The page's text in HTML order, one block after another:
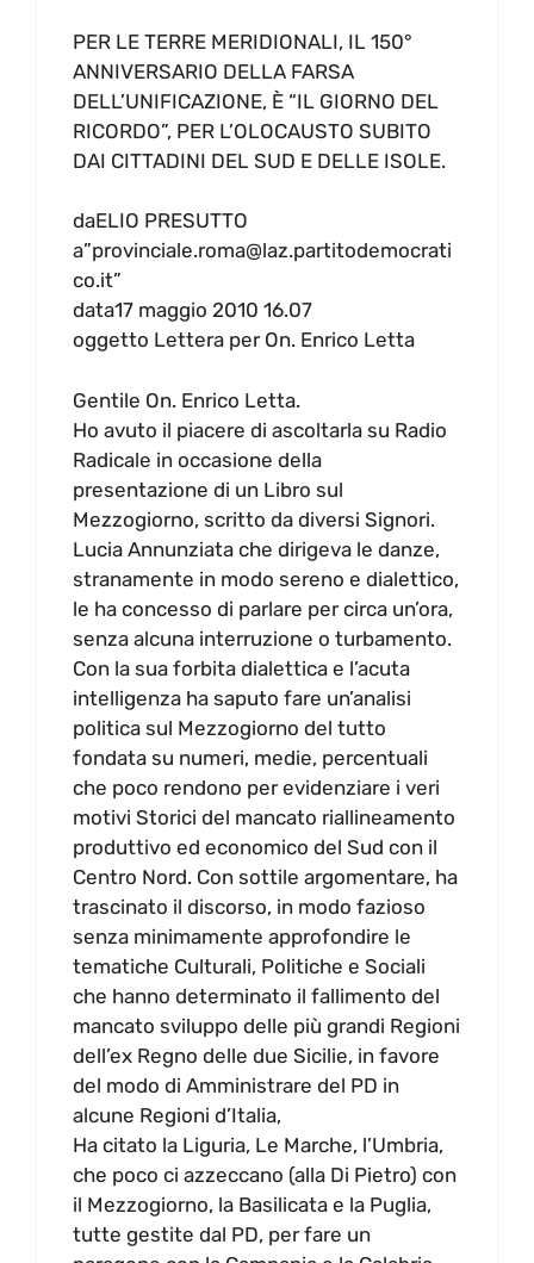
PER LE TERRE MERIDIONALI, IL 150°
ANNIVERSARIO DELLA FARSA
DELL’UNIFICAZIONE, È “IL GIORNO DEL
RICORDO”, PER L’OLOCAUSTO SUBITO
DAI CITTADINI DEL SUD E DELLE ISOLE.
daELIO PRESUTTO
a”provinciale.roma@laz.partitodemocrati
co.it”
data17 maggio 2010 16.07
oggetto Lettera per On. Enrico Letta
Gentile On. Enrico Letta.
Ho avuto il piacere di ascoltarla su Radio
Radicale in occasione della
presentazione di un Libro sul
Mezzogiorno, scritto da diversi Signori.
Lucia Annunziata che dirigeva le danze,
stranamente in modo sereno e dialettico,
le ha concesso di parlare per circa un’ora,
senza alcuna interruzione o turbamento.
Con la sua forbita dialettica e l’acuta
intelligenza ha saputo fare un’analisi
politica sul Mezzogiorno del tutto
fondata su numeri, medie, percentuali
che poco rendono per evidenziare i veri
motivi Storici del mancato riallineamento
produttivo ed economico del Sud con il
Centro Nord. Con sottile argomentare, ha
trascinato il discorso, in modo fazioso
senza minimamente approfondire le
tematiche Culturali, Politiche e Sociali
che hanno determinato il fallimento del
mancato sviluppo delle più grandi Regioni
dell’ex Regno delle due Sicilie, in favore
del modo di Amministrare del PD in
alcune Regioni d’Italia,
Ha citato la Liguria, Le Marche, l’Umbria,
che poco ci azzeccano (alla Di Pietro) con
il Mezzogiorno, la Basilicata e la Puglia,
tutte gestite dal PD, per fare un